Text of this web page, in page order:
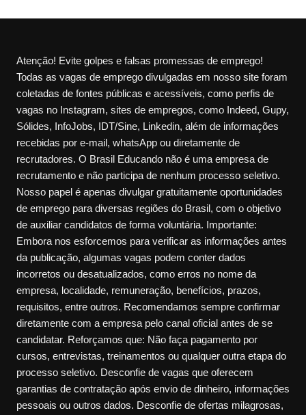
Atenção! Evite golpes e falsas promessas de emprego!
Todas as vagas de emprego divulgadas em nosso site foram
coletadas de fontes públicas e acessíveis, como perfis de
vagas no Instagram, sites de empregos, como Indeed, Gupy,
Sólides, InfoJobs, IDT/Sine, Linkedin, além de informações
recebidas por e-mail, whatsApp ou diretamente de
recrutadores. O Brasil Educando não é uma empresa de
recrutamento e não participa de nenhum processo seletivo.
Nosso papel é apenas divulgar gratuitamente oportunidades
de emprego para diversas regiões do Brasil, com o objetivo
de auxiliar candidatos de forma voluntária. Importante:
Embora nos esforcemos para verificar as informações antes
da publicação, algumas vagas podem conter dados
incorretos ou desatualizados, como erros no nome da
empresa, localidade, remuneração, benefícios, prazos,
requisitos, entre outros. Recomendamos sempre confirmar
diretamente com a empresa pelo canal oficial antes de se
candidatar. Reforçamos que: Não faça pagamento por
cursos, entrevistas, treinamentos ou qualquer outra etapa do
processo seletivo. Desconfie de vagas que oferecem
garantias de contratação após envio de dinheiro, informações
pessoais ou outros dados. Desconfie de ofertas milagrosas,